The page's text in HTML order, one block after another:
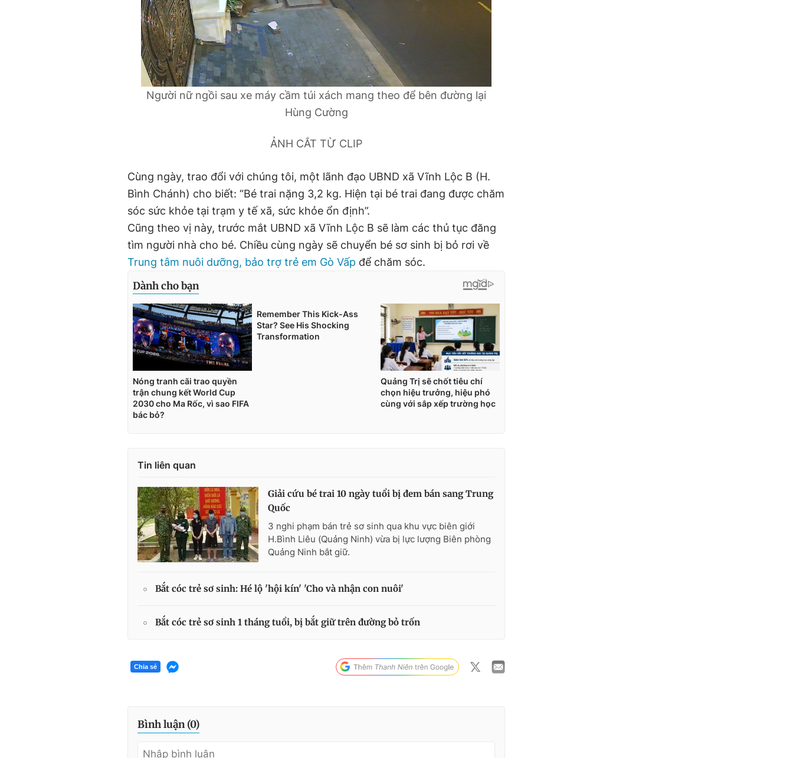
Người nữ ngồi sau xe máy cầm túi xách mang theo để bên đường lại
Hùng Cường
ẢNH CẮT TỪ CLIP
Cùng ngày, trao đổi với chúng tôi, một lãnh đạo UBND xã Vĩnh Lộc B (H.
Bình Chánh) cho biết: “Bé trai nặng 3,2 kg. Hiện tại bé trai đang được chăm
sóc sức khỏe tại trạm y tế xã, sức khỏe ổn định”.
Cũng theo vị này, trước mắt UBND xã Vĩnh Lộc B sẽ làm các thủ tục đăng
tìm người nhà cho bé. Chiều cùng ngày sẽ chuyển bé sơ sinh bị bỏ rơi về
Trung tâm nuôi dưỡng, bảo trợ trẻ em Gò Vấp để chăm sóc.
Tin liên quan
Giải cứu bé trai 10 ngày tuổi bị đem bán sang Trung
Quốc
3 nghi phạm bán trẻ sơ sinh qua khu vực biên giới
H.Bình Liêu (Quảng Ninh) vừa bị lực lượng Biên phòng
Quảng Ninh bắt giữ.
Bắt cóc trẻ sơ sinh: Hé lộ 'hội kín' 'Cho và nhận con nuôi'
Bắt cóc trẻ sơ sinh 1 tháng tuổi, bị bắt giữ trên đường bỏ trốn
Chia sẻ
Bình luận (0)